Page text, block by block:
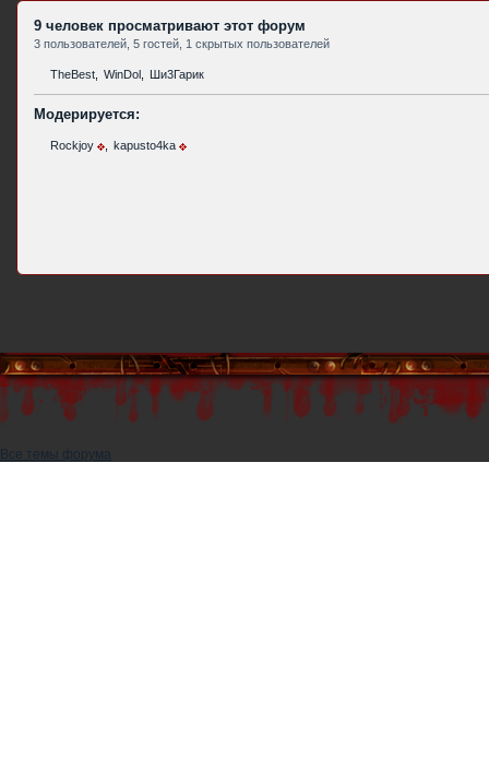
9 человек просматривают этот форум
3 пользователей, 5 гостей, 1 скрытых пользователей
TheBest WinDol Ши3Гарик
Модерируется:
Rockjoy kapusto4ka
Все темы форума